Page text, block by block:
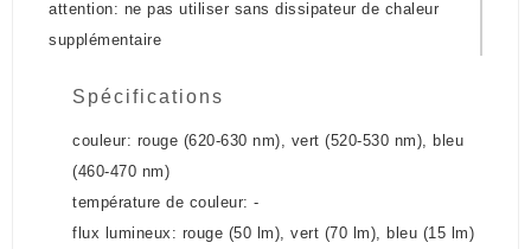
attention: ne pas utiliser sans dissipateur de chaleur
supplémentaire
Spécifications
couleur: rouge (620-630 nm), vert (520-530 nm), bleu
(460-470 nm)
température de couleur: -
flux lumineux: rouge (50 lm), vert (70 lm), bleu (15 lm)